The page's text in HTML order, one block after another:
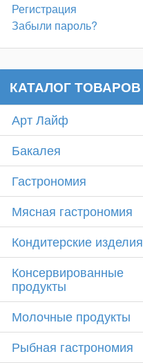
Регистрация
Забыли пароль?
КАТАЛОГ ТОВАРОВ
Арт Лайф
Бакалея
Гастрономия
Мясная гастрономия
Кондитерские изделия
Консервированные
продукты
Молочные продукты
Рыбная гастрономия